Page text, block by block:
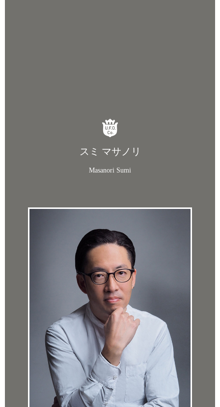
スミ マサノリ
Masanori Sumi